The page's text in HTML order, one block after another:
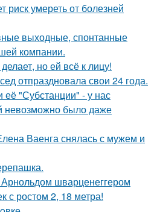
риск умереть от болезней
выходные, спонтанные
компании.
но ей всё к лицу!
отпраздновала свои 24 года.
"Субстанции" - у нас
невозможно было даже
Ваенга снялась с мужем и
шварценеггером
с ростом 2, 18 метра!